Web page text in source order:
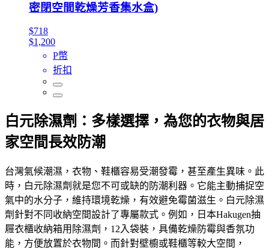
密閉空間乾燥芳香集水盒)
$718
$1,200
P幣
折扣
白元除濕劑：多樣選擇，為您的衣物與居
家空間長效防潮
台灣氣候潮濕，衣物、鞋櫃容易受潮發霉，甚至產生異味。此
時，白元除濕劑就是您不可或缺的防潮利器。它能主動捕捉空
氣中的水分子，維持環境乾燥，有效避免霉菌滋生。白元除濕
劑針對不同收納空間設計了專屬款式。例如，日本Hakugen抽
屜衣櫃收納箱用除濕劑，12入袋裝，具備乾燥防霉與香氛功
能，方便放置於衣物間。而針對壁櫥或鞋櫃等較大空間，